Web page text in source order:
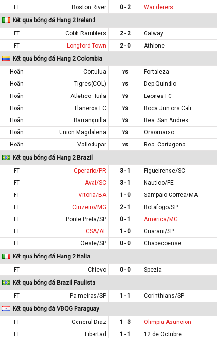
FT
Boston River 0 - 2
Wanderers
Kết quả bóng đá Hạng 2 Ireland
FT
Cobh Ramblers 2 - 2
Galway
FT
Longford Town 2 - 0
Athlone
Kết quả bóng đá Hạng 2 Colombia
Hoãn
Cortulua vs
Fortaleza
Hoãn
Tigres(COL) vs
Dep.Quindio
Hoãn
Atletico Huila vs
Leones FC
Hoãn
Llaneros FC vs
Boca Juniors Cali
Hoãn
Barranquilla vs
Real San Andres
Hoãn
Union Magdalena vs
Orsomarso
Hoãn
Valledupar vs
Real Cartagena
Kết quả bóng đá Hạng 2 Brazil
FT
Operario/PR 3 - 1
Figueirense/SC
FT
Avai/SC 3 - 1
Nautico/PE
FT
Vitoria/BA 1 - 0
Sampaio Correa/MA
FT
Cruzeiro/MG 2 - 1
Botafogo/SP
FT
Ponte Preta/SP 0 - 1
America/MG
FT
CSA/AL 1 - 0
Guarani/SP
FT
Oeste/SP 0 - 0
Chapecoense
Kết quả bóng đá Hạng 2 Italia
FT
Chievo 0 - 0
Spezia
Kết quả bóng đá Brazil Paulista
FT
Palmeiras/SP 1 - 1
Corinthians/SP
Kết quả bóng đá VĐQG Paraguay
FT
General Diaz 1 - 3
Olimpia Asuncion
FT
Libertad 1 - 1
12 de Octubre